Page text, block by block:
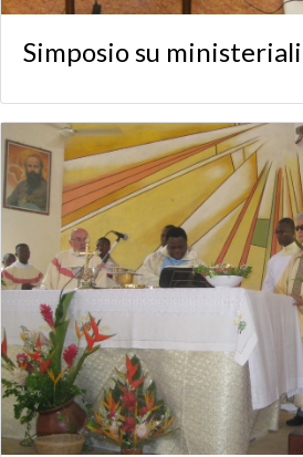
Simposio su